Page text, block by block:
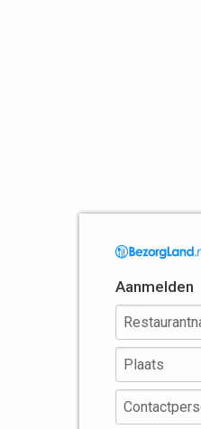
Aanmelden